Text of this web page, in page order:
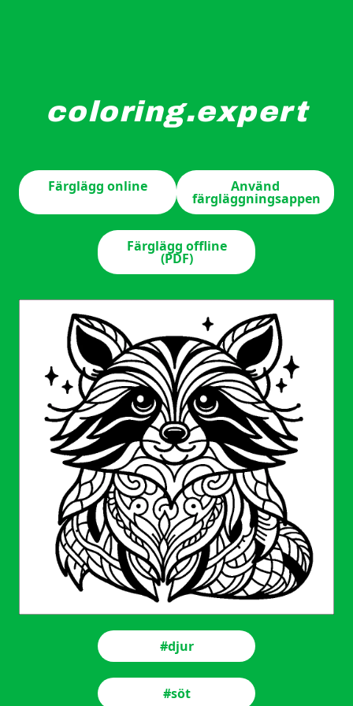
coloring.expert
Färglägg online
Använd
färgläggningsappen
Färglägg offline
(PDF)
#djur
#söt